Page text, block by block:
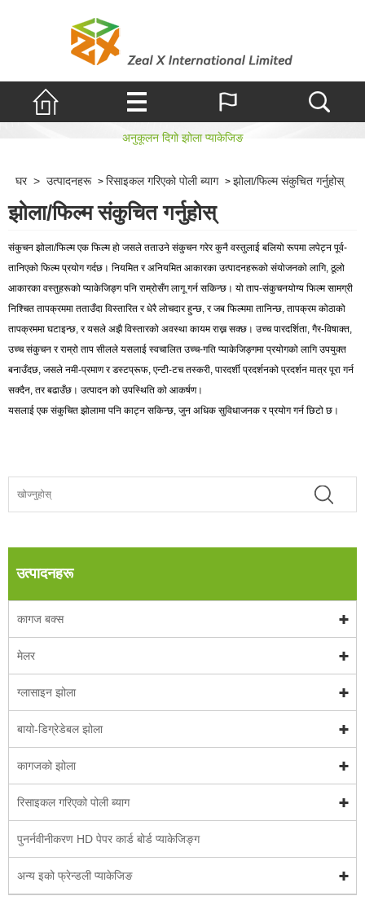
झोला/फिल्म संकुचित गर्नुहोस्
अनुकूलन दिगो झोला प्याकेजिङ
घर > उत्पादनहरू > रिसाइकल गरिएको पोली ब्याग > झोला/फिल्म संकुचित गर्नुहोस्
झोला/फिल्म संकुचित गर्नुहोस्
संकुचन झोला/फिल्म एक फिल्म हो जसले तताउने संकुचन गरेर कुनै वस्तुलाई बलियो रूपमा लपेट्न पूर्व-
तानिएको फिल्म प्रयोग गर्दछ। नियमित र अनियमित आकारका उत्पादनहरूको संयोजनको लागि, ठूलो
आकारका वस्तुहरूको प्याकेजिङ्ग पनि राम्रोसँग लागू गर्न सकिन्छ। यो ताप-संकुचनयोग्य फिल्म सामग्री
निश्चित तापक्रममा तताउँदा विस्तारित र धेरै लोचदार हुन्छ, र जब फिल्ममा तानिन्छ, तापक्रम कोठाको
तापक्रममा घटाइन्छ, र यसले अझै विस्तारको अवस्था कायम राख्न सक्छ। उच्च पारदर्शिता, गैर-विषाक्त,
उच्च संकुचन र राम्रो ताप सीलले यसलाई स्वचालित उच्च-गति प्याकेजिङ्गमा प्रयोगको लागि उपयुक्त
बनाउँदछ, जसले नमी-प्रमाण र डस्टप्रूफ, एन्टी-टच तस्करी, पारदर्शी प्रदर्शनको प्रदर्शन मात्र पूरा गर्न
सक्दैन, तर बढाउँछ। उत्पादन को उपस्थिति को आकर्षण।
यसलाई एक संकुचित झोलामा पनि काट्न सकिन्छ, जुन अधिक सुविधाजनक र प्रयोग गर्न छिटो छ।
उत्पादनहरू
कागज बक्स
मेलर
ग्लासाइन झोला
बायो-डिग्रेडेबल झोला
कागजको झोला
रिसाइकल गरिएको पोली ब्याग
पुनर्नवीनीकरण HD पेपर कार्ड बोर्ड प्याकेजिङ्ग
अन्य इको फ्रेन्डली प्याकेजिङ